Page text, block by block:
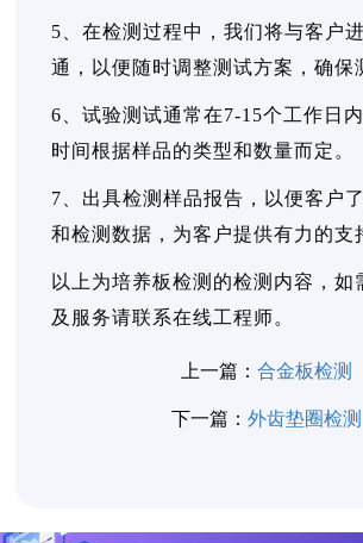
5、在检测过程中，我们将与客户
通，以便随时调整测试方案，确保
6、试验测试通常在7-15个工作日
时间根据样品的类型和数量而定。
7、出具检测样品报告，以便客户
和检测数据，为客户提供有力的支
以上为培养板检测的检测内容，如
及服务请联系在线工程师。
上一篇： 合金板检测
下一篇： 外齿垫圈检测